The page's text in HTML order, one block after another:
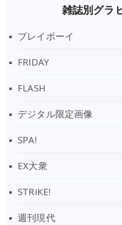
雑誌別グラ
プレイボーイ
FRIDAY
FLASH
デジタル限定画像
SPA!
EX大衆
STRiKE!
週刊現代